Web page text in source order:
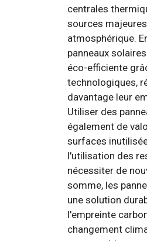
centrales
sources
atmosphérique.
panneaux
éco-efficiente
technologiques,
davantage leur
Utiliser des
également de
surfaces
l'utilisation des
nécessiter de
somme, les
une solution
l'empreinte
changement